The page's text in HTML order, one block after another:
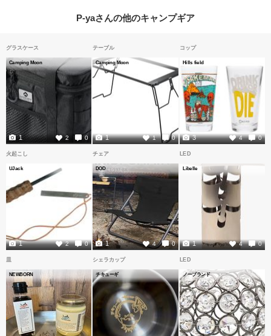
P-yaさんの他のキャンプギア
グラスケース
Camping Moon
2 0
1
テーブル
Camping Moon
1 0
1
コップ
Hills field
4 0
3
火起こし
UJack
2 0
1
チェア
DOD
4 0
1
LED
Libelle
4 0
1
皿
NEWBORN
シェラカップ
チキューギ
LED
ノーブランド